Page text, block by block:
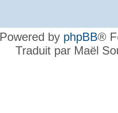
Powered by phpBB®
Traduit par Maël